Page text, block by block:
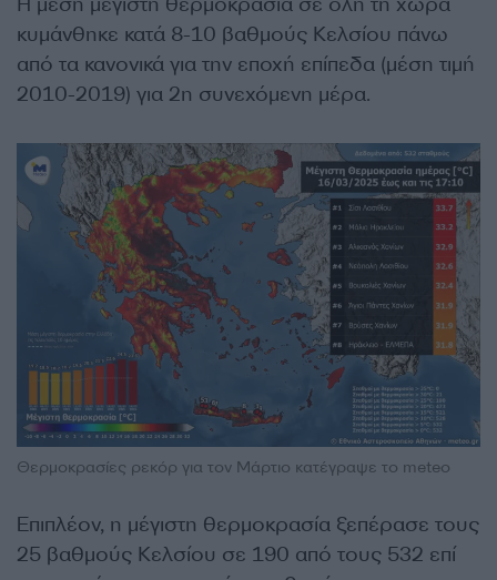
κυμάνθηκε κατά 8-10 βαθμούς Κελσίου πάνω
από τα κανονικά για την εποχή επίπεδα (μέση τιμή
2010-2019) για 2η συνεχόμενη μέρα.
Θερμοκρασίες ρεκόρ για τον Μάρτιο κατέγραψε το meteo
Επιπλέον, η μέγιστη θερμοκρασία ξεπέρασε τους
25 βαθμούς Κελσίου σε 190 από τους 532 επί